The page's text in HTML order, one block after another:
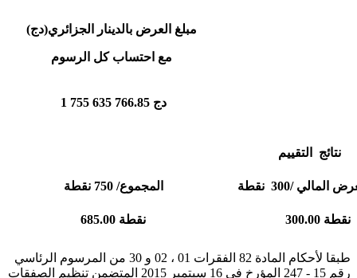
1 755 635 766.85 دج
نتائج التقييم
المجموع/ 750 نقطة المالي /300 نقطة
685.00 نقطة 300.00 نقطة
طبقا لأحكام المادة 82 الفقرات 01 ، 02 و 30 من المرسوم الرئاسي
رقم 15 - 247 المؤرخ في 16 سبتمبر 2015 المتضمن تنظيم الصفقات